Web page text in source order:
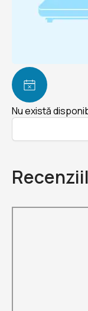
Nu există